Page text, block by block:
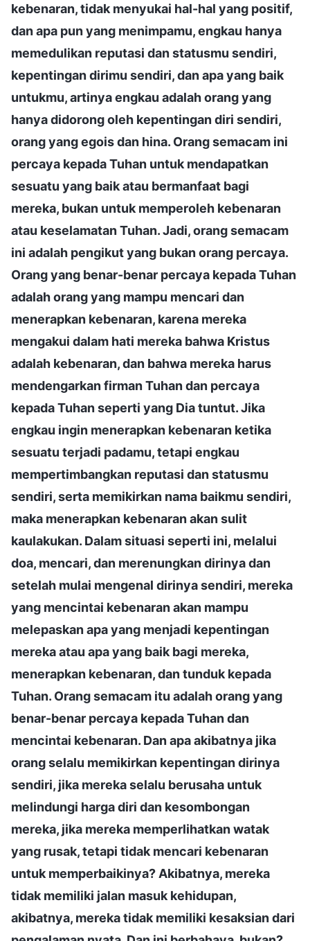
kebenaran, tidak menyukai hal-hal yang positif,
dan apa pun yang menimpamu, engkau hanya
memedulikan reputasi dan statusmu sendiri,
kepentingan dirimu sendiri, dan apa yang baik
untukmu, artinya engkau adalah orang yang
hanya didorong oleh kepentingan diri sendiri,
orang yang egois dan hina. Orang semacam ini
percaya kepada Tuhan untuk mendapatkan
sesuatu yang baik atau bermanfaat bagi
mereka, bukan untuk memperoleh kebenaran
atau keselamatan Tuhan. Jadi, orang semacam
ini adalah pengikut yang bukan orang percaya.
Orang yang benar-benar percaya kepada Tuhan
adalah orang yang mampu mencari dan
menerapkan kebenaran, karena mereka
mengakui dalam hati mereka bahwa Kristus
adalah kebenaran, dan bahwa mereka harus
mendengarkan firman Tuhan dan percaya
kepada Tuhan seperti yang Dia tuntut. Jika
engkau ingin menerapkan kebenaran ketika
sesuatu terjadi padamu, tetapi engkau
mempertimbangkan reputasi dan statusmu
sendiri, serta memikirkan nama baikmu sendiri,
maka menerapkan kebenaran akan sulit
kaulakukan. Dalam situasi seperti ini, melalui
doa, mencari, dan merenungkan dirinya dan
setelah mulai mengenal dirinya sendiri, mereka
yang mencintai kebenaran akan mampu
melepaskan apa yang menjadi kepentingan
mereka atau apa yang baik bagi mereka,
menerapkan kebenaran, dan tunduk kepada
Tuhan. Orang semacam itu adalah orang yang
benar-benar percaya kepada Tuhan dan
mencintai kebenaran. Dan apa akibatnya jika
orang selalu memikirkan kepentingan dirinya
sendiri, jika mereka selalu berusaha untuk
melindungi harga diri dan kesombongan
mereka, jika mereka memperlihatkan watak
yang rusak, tetapi tidak mencari kebenaran
untuk memperbaikinya? Akibatnya, mereka
tidak memiliki jalan masuk kehidupan,
akibatnya, mereka tidak memiliki kesaksian dari